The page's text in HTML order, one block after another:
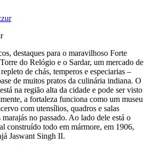
destaques para o ma­ravilhoso Forte
do Relógio e o Sardar, um mercado de
de chás, temperos e especiarias –
de muitos pratos da culinária indiana. O
na região alta da cidade e pode ser visto
a fortaleza funciona como um museu
com utensí­lios, quadros e salas
no passado. Ao lado dele está o
construído todo em mármore, em 1906,
Jaswant Singh II.